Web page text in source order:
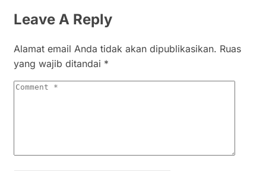
Leave A Reply
Alamat email Anda tidak akan dipublikasikan. Ruas
yang wajib ditandai *